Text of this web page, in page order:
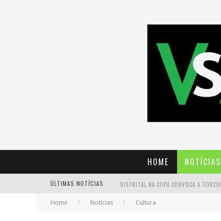
HOME NOTÍCIAS
ÚLTIMAS NOTÍCIAS
Home Notícias Cultura